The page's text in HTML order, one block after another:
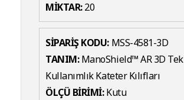
MİKTAR:20
SİPARİŞ KODU: MSS-4581-3D
TANIM:ManoShield™ AR 3D Tek
Kullanımlık Kateter Kılıfları
ÖLÇÜ BİRİMİ:Kutu